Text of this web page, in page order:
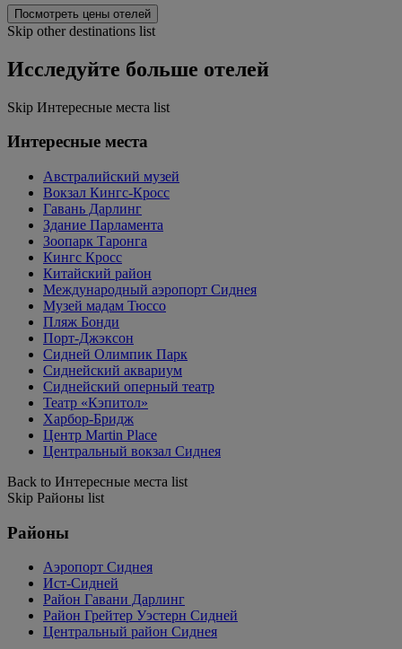
Посмотреть цены отелей
Skip other destinations list
Исследуйте больше отелей
Skip Интересные места list
Интересные места
Австралийский музей
Вокзал Кингс-Кросс
Гавань Дарлинг
Здание Парламента
Зоопарк Таронга
Кингс Кросс
Китайский район
Международный аэропорт Сиднея
Музей мадам Тюссо
Пляж Бонди
Порт-Джэксон
Сидней Олимпик Парк
Сиднейский аквариум
Сиднейский оперный театр
Театр «Кэпитол»
Харбор-Бридж
Центр Martin Place
Центральный вокзал Сиднея
Back to Интересные места list
Skip Районы list
Районы
Аэропорт Сиднея
Ист-Сидней
Район Гавани Дарлинг
Район Грейтер Уэстерн Сидней
Центральный район Сиднея